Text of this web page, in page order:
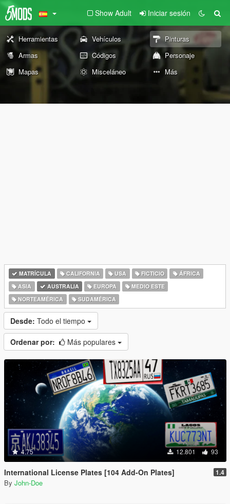
Show Adult Iniciar sesión
Herramientas Vehículos
Pinturas
Armas
Códigos
Personaje
Mapas
Misceláneo Más
MATRÍCULA CALIFORNIA USA FICTICIO
ÁFRICA
ASIA
AUSTRALIA EUROPA
MEDIO ESTE
NORTEAMÉRICA
SUDAMÉRICA
Desde: Todo el tiempo
Ordenar por: Más populares
4.75 12.801 93
International License Plates [104 Add-On Plates] 1.4
By John-Doe